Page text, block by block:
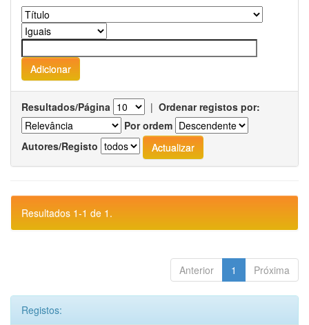
Resultados/Página | Ordenar registos por:
Por ordem
Autores/Registo
Resultados 1-1 de 1.
Anterior 1 Próxima
Registos: